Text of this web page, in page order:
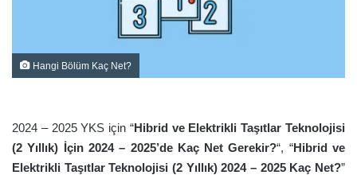
Hangi Bölüm Kaç Net?
2024 – 2025 YKS için “Hibrid ve Elektrikli Taşıtlar Teknolojisi
(2 Yıllık) İçin 2024 – 2025’de Kaç Net Gerekir?“, “Hibrid ve
Elektrikli Taşıtlar Teknolojisi (2 Yıllık) 2024 – 2025 Kaç Net?”